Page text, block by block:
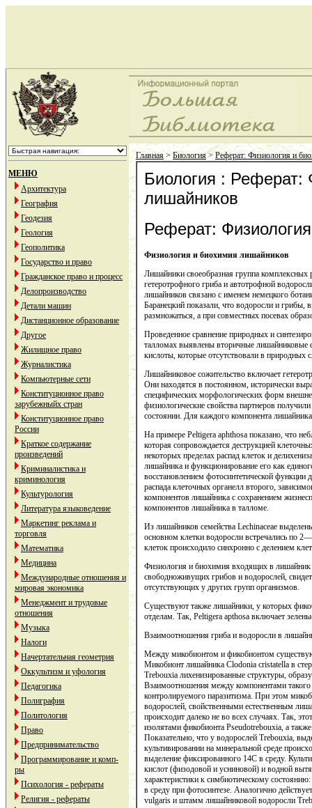
МЕНЮ
Архитектура
География
Геодезия
Геология
Геополитика
Государство и право
Гражданское право и процесс
Делопроизводство
Детали машин
Дистанционное образование
Другое
Жилищное право
Журналистика
Компьютерные сети
Конституционное право
зарубежныйх стран
Конституционное право
России
Краткое содержание
произведений
Криминалистика и
криминология
Культурология
Литература языковедение
Маркетинг реклама и
торговля
Математика
Медицина
Международные отношения и
мировая экономика
Менеджмент и трудовые
отношения
Музыка
Налоги
Начертательная геометрия
Оккультизм и уфология
Педагогика
Полиграфия
Политология
Право
Предпринимательство
Программирование и комп-
ры
Психология - рефераты
Религия - рефераты
Главная>Биология>Реферат: Физиология и
Биология : Реферат:
лишайников
Реферат:
Физиология и биохимия лишайников
Лишайники своеобразная группа комплексных
гетеротрофного гриба и автотрофной
лишайников связано с именем немецкого
Баранецкий показали, что водоросли и грибы,
размножаться, а при совместных посевах
Проведенное сравнение природных и
талломах выявлены вторичные лишайниковые
кислоты, которые отсутствовали в природных
Лишайниковое сожительство включает
Они находятся в постоянном, исторически
специфических морфологических форм
физиологические свойства партнеров
состоянии. Для каждого компонента
На примере Peltigera aphthosa показано, что
которая сопровождается деструкцией
некоторых пределах распад клеток и
лишайника и функционирование его как
восстановлением фотосинтетической
распада клеточных органелл второго,
компонентов лишайника с сохранением
компонентов лишайника в талломе.
Из лишайников семейства Lechinaceae
основном клетки водоросли встречались по
клеток происходило синхронно с делением
Физиология и биохимия входящих в
свободноживущих грибов и водорослей,
отсутствующих у других групп организмов.
Существуют также лишайники, у которых
отделам. Так, Peltigera apthosa включает
Взаимоотношения гриба и водоросли в
Между микобионтом и фикобионтом
Микобионт лишайника Clodonia cristatella в
Trebouxia лихенизированные структуры,
Взаимоотношения между компонентами такого
контролируемого паразитизма. При этом
водорослей, свойственными естественным
происходит далеко не во всех случаях. Так,
изолятами фикобионта Pseudotrebouxia, а
Показательно, что у водорослей Trebouxia,
культивировании на минеральной среде
выделение фиксированного 14С в среду.
кислот (физодовой и усниновой) и водной
характеристики к симбиотическому
в среду при фотосинтезе. Аналогично
vulgaris и штамм лишайниковой водоросли